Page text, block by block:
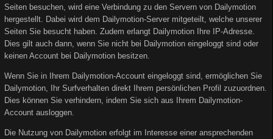
Seiten besuchen, wird eine Verbindung zu den Servern von Dailymotion
hergestellt. Dabei wird dem Dailymotion-Server mitgeteilt, welche unserer
Seiten Sie besucht haben. Zudem erlangt Dailymotion Ihre IP-Adresse.
Dies gilt auch dann, wenn Sie nicht bei Dailymotion eingeloggt sind oder
keinen Account bei Dailymotion besitzen.
Wenn Sie in Ihrem Dailymotion-Account eingeloggt sind, ermöglichen Sie
Dailymotion, Ihr Surfverhalten direkt Ihrem persönlichen Profil zuzuordnen.
Dies können Sie verhindern, indem Sie sich aus Ihrem Dailymotion-
Account ausloggen.
Die Nutzung von Dailymotion erfolgt im Interesse einer ansprechenden